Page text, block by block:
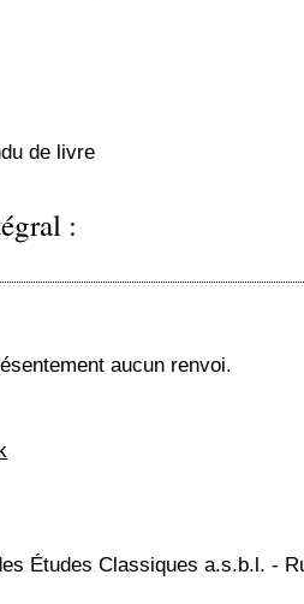
de livre
:
aucun renvoi.
Études Classiques a.s.b.l. -